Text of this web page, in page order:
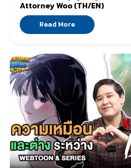
Attorney Woo (TH/EN)
Read More